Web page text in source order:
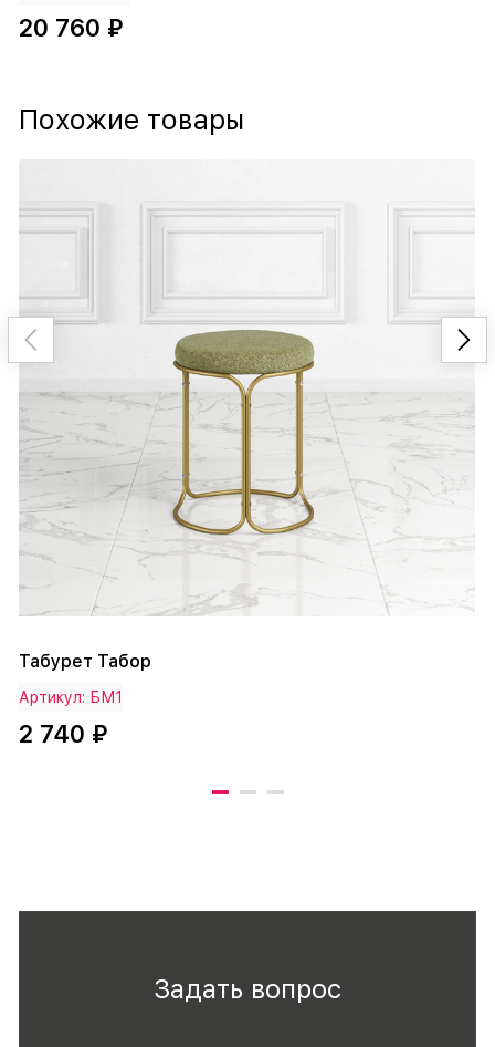
20 760 ₽
Похожие товары
Табурет Табор
Артикул: БМ1
2 740 ₽
Задать вопрос